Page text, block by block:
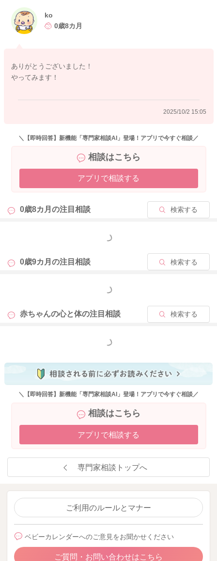
まずはそうしてみての変化を見ていただくのも良いかと思いま
したが、ご不安な時にはミルクを追加されてみてもいいと思い
ますよ。
2025/9/30 9:45
ko
0歳8カ月
ありがとうございました！
やってみます！
2025/10/2 15:05
＼【即時回答】新機能「専門家相談AI」登場！アプリで今すぐ相談／
相談はこちら
アプリで相談する
0歳8カ月の注目相談 検索する
もっと見る
0歳9カ月の注目相談 検索する
もっと見る
赤ちゃんの心と体の注目相談 検索する
もっと見る
＼【即時回答】新機能「専門家相談AI」登場！アプリで今すぐ相談／
相談はこちら
アプリで相談する
専門家相談トップへ
ご利用のルールとマナー
ベビーカレンダーへのご意見をお聞かせください
ご質問・お問い合わせはこちら